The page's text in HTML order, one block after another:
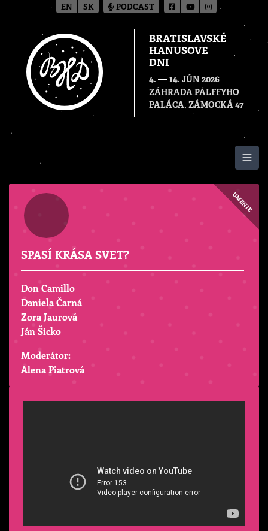
BRATISLAVSKÉ
HANUSOVE
DNI
4. — 14. JÚN 2026
ZÁHRADA PÁLFFYHO
PALÁCA, ZÁMOCKÁ 47
UMENIE
SPASÍ KRÁSA SVET?
Don Camillo
Daniela Čarná
Zora Jaurová
Ján Šicko
Moderátor:
Alena Piatrová
EN SK PODCAST